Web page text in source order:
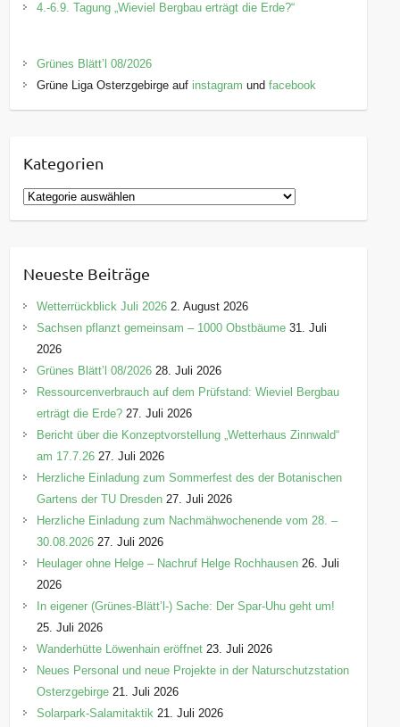
4.-6.9. Tagung „Wieviel Bergbau erträgt die Erde?“
Grünes Blätt’l 08/2026
Grüne Liga Osterzgebirge auf instagram undfacebook
Kategorien
K
a
g
o
r
e
n
Neueste Beiträge
Wetterrückblick Juli 2026 2. August 2026
Sachsen pflanzt gemeinsam – 1000 Obstbäume 31. Juli
2026
Grünes Blätt’l 08/2026 28. Juli 2026
Ressourcenverbrauch auf dem Prüfstand: Wieviel Bergbau
erträgt die Erde? 27. Juli 2026
Bericht über die Konzeptvorstellung „Wetterhaus Zinnwald“
am 17.7.26 27. Juli 2026
Herzliche Einladung zum Sommerfest des der Botanischen
Gartens der TU Dresden 27. Juli 2026
Herzliche Einladung zum Nachmähwochenende vom 28. –
30.08.2026 27. Juli 2026
Heulager ohne Helge – Nachruf Helge Rochhausen 26. Juli
2026
In eigener (Grünes-Blätt’l-) Sache: Der Spar-Uhu geht um!
25. Juli 2026
Wanderhütte Löwenhain eröffnet 23. Juli 2026
Neues Personal und neue Projekte in der Naturschutzstation
Osterzgebirge 21. Juli 2026
Solarpark-Salamitaktik 21. Juli 2026